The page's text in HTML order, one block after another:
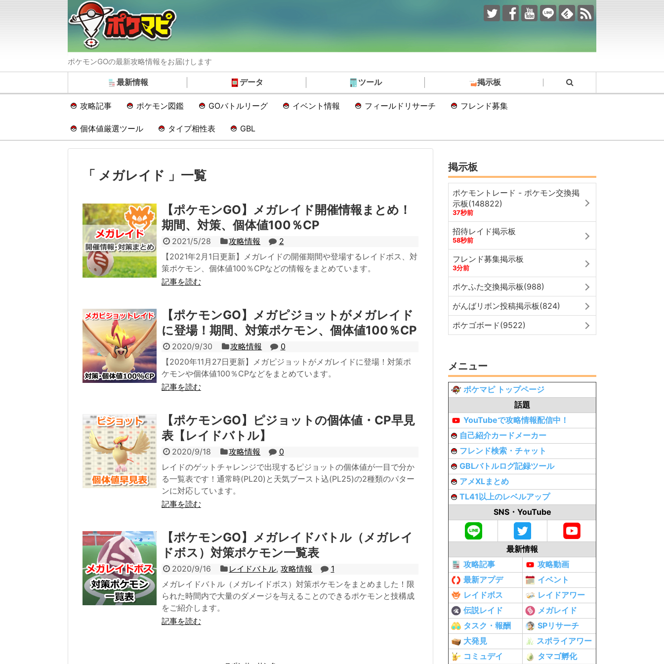
ポケモンGOの最新攻略情報をお届けします
最新情報 データ ツール 掲示板
攻略記事 ポケモン図鑑 GOバトルリーグ イベント情報 フィールドリサーチ フレンド募集
個体値厳選ツール タイプ相性表 GBL
「 メガレイド 」一覧
【ポケモンGO】メガレイド開催情報まとめ！
期間、対策、個体値100％CP
2021/5/28 攻略情報
2
【2021年2月1日更新】メガレイドの開催期間や登場するレイドボス、対
策ポケモン、個体値100％CPなどの情報をまとめています。
記事を読む
【ポケモンGO】メガピジョットがメガレイド
に登場！期間、対策ポケモン、個体値100％CP
2020/9/30 攻略情報
0
【2020年11月27日更新】メガピジョットがメガレイドに登場！対策ポ
ケモンや個体値100％CPなどをまとめています。
記事を読む
【ポケモンGO】ピジョットの個体値・CP早見
表【レイドバトル】
2020/9/18 攻略情報
0
レイドのゲットチャレンジで出現するピジョットの個体値が一目で分か
る一覧表です！通常時(PL20)と天気ブースト込(PL25)の2種類のパター
ンに対応しています。
記事を読む
【ポケモンGO】メガレイドバトル（メガレイ
ドボス）対策ポケモン一覧表
2020/9/16 レイドバトル,攻略情報
1
メガレイドバトル（メガレイドボス）対策ポケモンをまとめました！限
られた時間内で大量のダメージを与えることのできるポケモンと技構成
をご紹介します。
記事を読む
掲示板
ポケモントレード - ポケモン交換掲
示板(148822)
37秒前
招待レイド掲示板
58秒前
フレンド募集掲示板
3分前
ポケふた交換掲示板(988)
がんばリボン投稿掲示板(824)
ポケゴボード(9522)
メニュー
ポケマピ トップページ
話題
YouTubeで攻略情報配信中！
自己紹介カードメーカー
フレンド検索・チャット
GBLバトルログ記録ツール
アメXLまとめ
TL41以上のレベルアップ
SNS・YouTube
最新情報
攻略記事
攻略動画
最新アプデ
イベント
レイドボス
レイドアワー
伝説レイド
メガレイド
タスク・報酬
SPリサーチ
大発見
スポライアワー
コミュデイ
タマゴ孵化